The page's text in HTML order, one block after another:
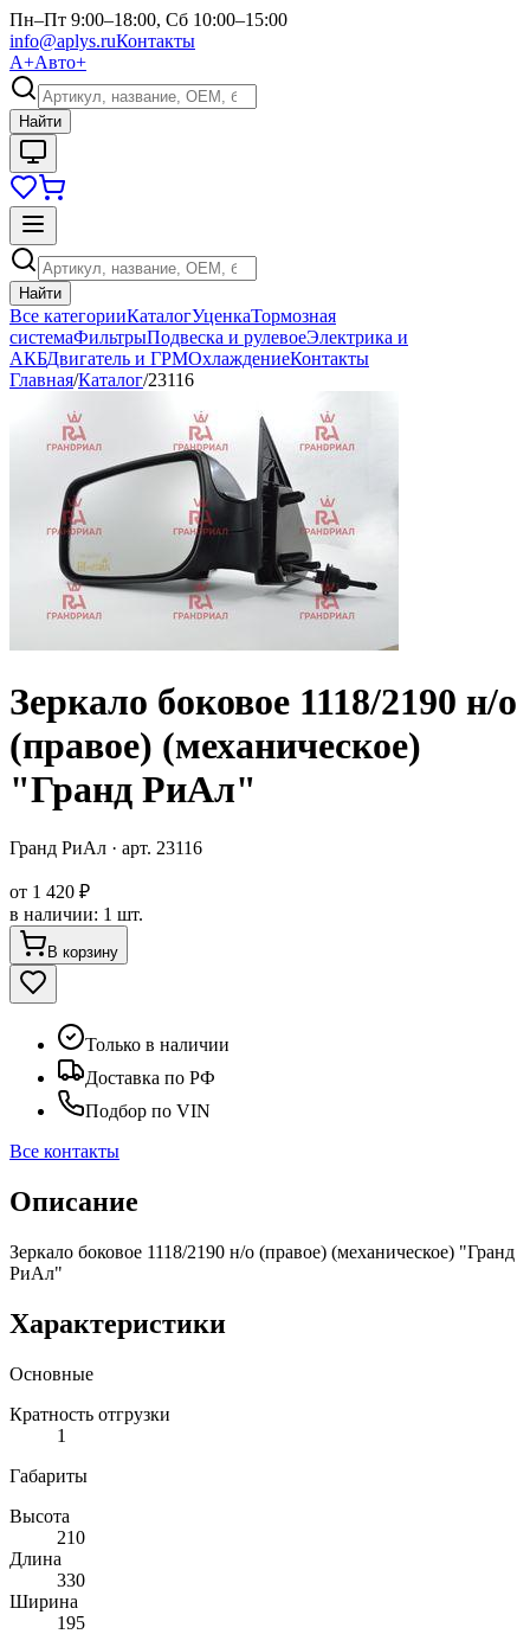
Пн–Пт 9:00–18:00, Сб 10:00–15:00
info@aplys.ruКонтакты
А+Авто+
Найти
Найти
Все категорииКаталогУценкаТормозная
системаФильтрыПодвеска и рулевоеЭлектрика и
АКБДвигатель и ГРМОхлаждениеКонтакты
Главная/Каталог/23116
Зеркало боковое 1118/2190 н/о
(правое) (механическое)
"Гранд РиАл"
Гранд РиАл · арт. 23116
от 1 420 ₽
в наличии: 1 шт.
В корзину
Только в наличии
Доставка по РФ
Подбор по VIN
Все контакты
Описание
Зеркало боковое 1118/2190 н/о (правое) (механическое) "Гранд
РиАл"
Характеристики
Основные
Кратность отгрузки
1
Габариты
Высота
210
Длина
330
Ширина
195